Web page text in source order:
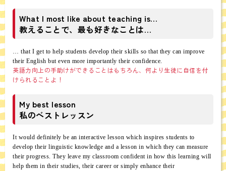
What I most like about teaching is…
教えることで、最も好きなことは…
… that I get to help students develop their skills so that they can improve
their English but even more importantly their confidence.
英語力向上の手助けができることはもちろん、何より生徒に自信を付
けられることよ！
My best lesson
私のベストレッスン
It would definitely be an interactive lesson which inspires students to
develop their linguistic knowledge and a lesson in which they can measure
their progress. They leave my classroom confident in how this learning will
help them in their studies, their career or simply enhance their